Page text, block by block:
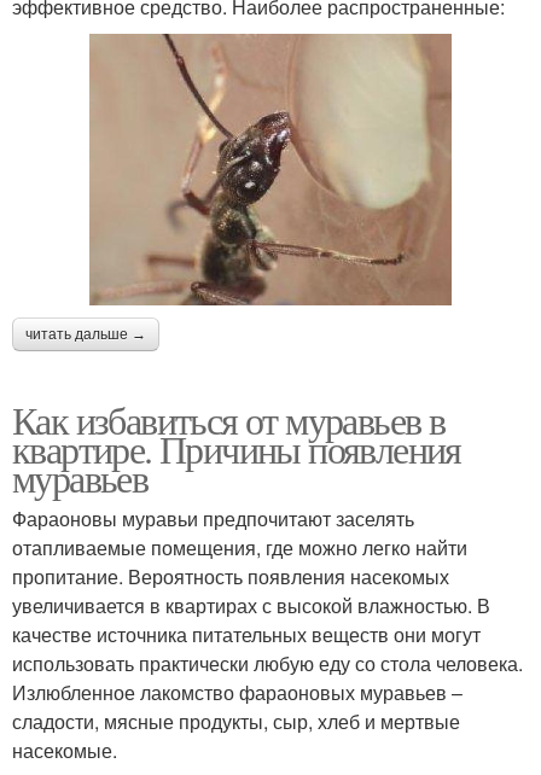
эффективное средство. Наиболее распространенные:
читать дальше →
Как избавиться от муравьев в
квартире. Причины появления
муравьев
Фараоновы муравьи предпочитают заселять
отапливаемые помещения, где можно легко найти
пропитание. Вероятность появления насекомых
увеличивается в квартирах с высокой влажностью. В
качестве источника питательных веществ они могут
использовать практически любую еду со стола человека.
Излюбленное лакомство фараоновых муравьев –
сладости, мясные продукты, сыр, хлеб и мертвые
насекомые.